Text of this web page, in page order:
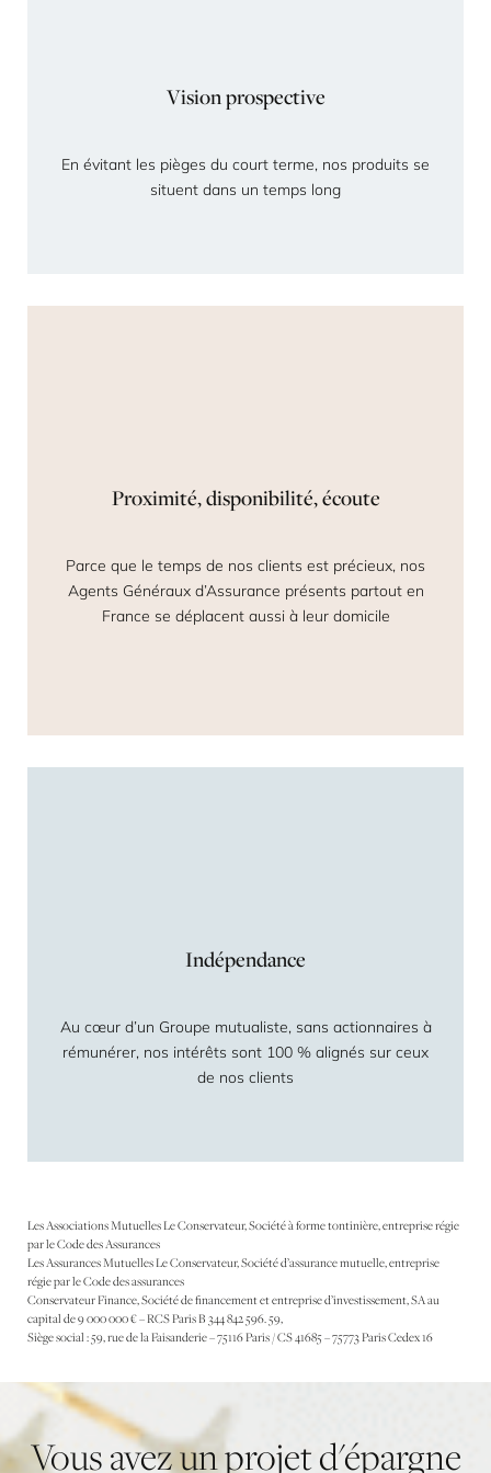
Vision prospective
En évitant les pièges du court terme, nos produits se
situent dans un temps long
Proximité, disponibilité, écoute
Parce que le temps de nos clients est précieux, nos
Agents Généraux d’Assurance présents partout en
France se déplacent aussi à leur domicile
Indépendance
Au cœur d’un Groupe mutualiste, sans actionnaires à
rémunérer, nos intérêts sont 100 % alignés sur ceux
de nos clients
Les Associations Mutuelles Le Conservateur, Société à forme tontinière, entreprise régie
par le Code des Assurances
Les Assurances Mutuelles Le Conservateur, Société d’assurance mutuelle, entreprise
régie par le Code des assurances
Conservateur Finance, Société de financement et entreprise d’investissement, SA au
capital de 9 000 000 € – RCS Paris B 344 842 596. 59,
Siège social : 59, rue de la Faisanderie – 75116 Paris / CS 41685 – 75773 Paris Cedex 16
Vousavezunprojetd'épargne